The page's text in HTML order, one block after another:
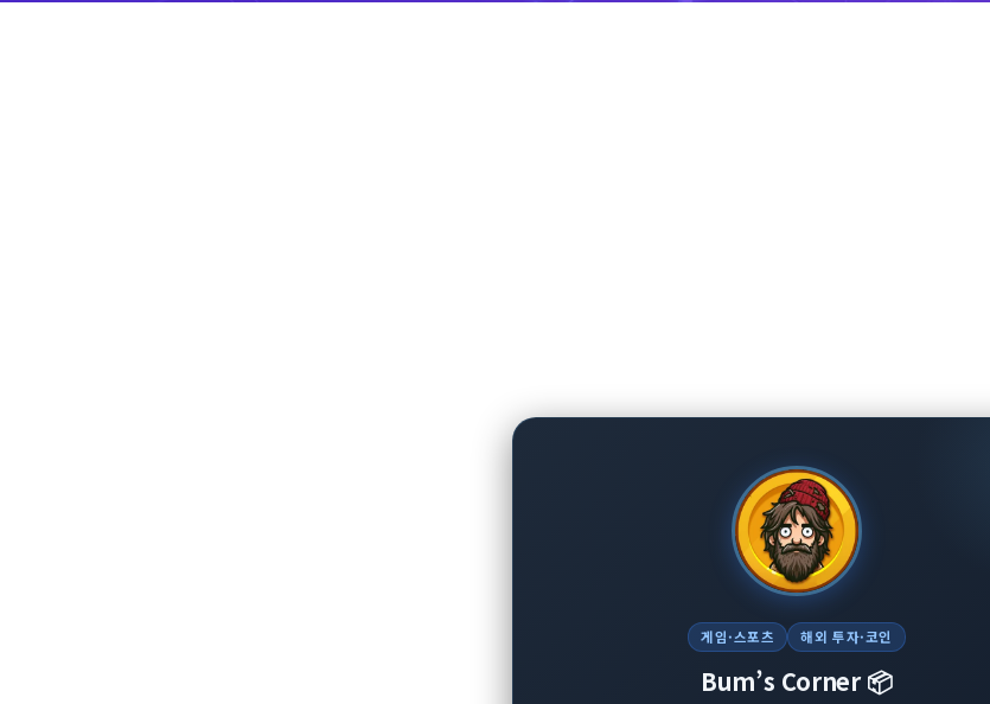
게임·스포츠 해외 투자·코인
Bum’s Corner 📦